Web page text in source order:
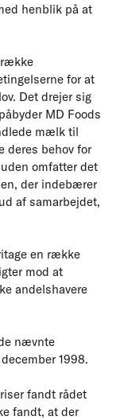
henblik på at
for at
Det drejer sig
MD Foods
mælk til
deres behov for
omfatter det
der indebærer
af samarbejdet,
en række
mod at
andelshavere
nævnte
1998.
fandt rådet
fandt, at der